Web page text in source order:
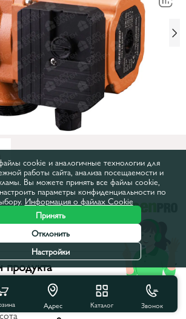
продукта
мм:
180
Адрес Каталог Звонок
cookie и аналогичные технологии для
работы сайта, анализа посещаемости и
Вы можете принять все файлы cookie,
параметры конфиденциальности по
Информация о файлах Cookie
Принять
Отклонить
Настройки